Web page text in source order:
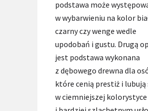
podstawa może
w wybarwieniu na kolor
czarny czy wenge wedle
upodobań i gustu. Drugą
jest podstawa wykonana
z dębowego drewna dla
które cenią prestiż i lubują
w ciemniejszej kolorystyce